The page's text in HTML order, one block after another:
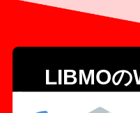
LIBMOの